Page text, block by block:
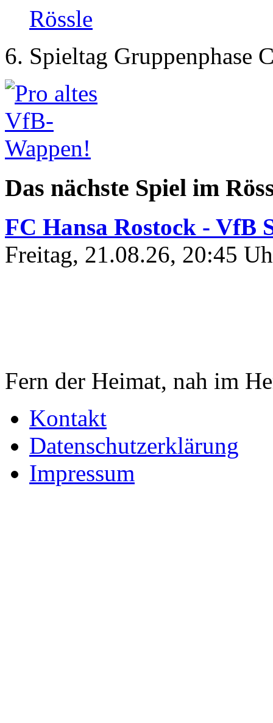
Rössle
6. Spieltag Gruppenphase
Das nächste Spiel im
FC Hansa Rostock - VfB
Freitag, 21.08.26, 20:45
Fern der Heimat, nah im
Kontakt
Datenschutzerklärung
Impressum